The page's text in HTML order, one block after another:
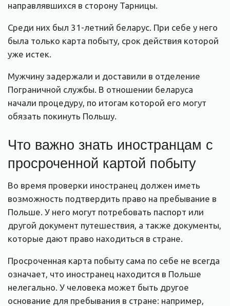
направлявшихся в сторону Тарницы.
Среди них был 31-летний беларус. При себе у него
была только карта побыту, срок действия которой
уже истек.
Мужчину задержали и доставили в отделение
Пограничной службы. В отношении беларуса
начали процедуру, по итогам которой его могут
обязать покинуть Польшу.
Что важно знать иностранцам с
просроченной картой побыту
Во время проверки иностранец должен иметь
возможность подтвердить право на пребывание в
Польше. У него могут потребовать паспорт или
другой документ путешествия, а также документы,
которые дают право находиться в стране.
Просроченная карта побыту сама по себе не всегда
означает, что иностранец находится в Польше
нелегально. У человека может быть другое
основание для пребывания в стране: например,